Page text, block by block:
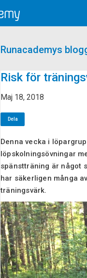
Runacademys
Risk för
Maj 18, 2018
Dela
Denna vecka i
löpskolningsövningar
spänstträning är något
har säkerligen många
träningsvärk.